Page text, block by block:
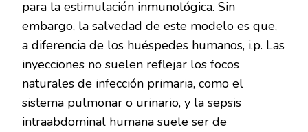
para la estimulación inmunológica. Sin
embargo, la salvedad de este modelo es que,
a diferencia de los huéspedes humanos, i.p. Las
inyecciones no suelen reflejar los focos
naturales de infección primaria, como el
sistema pulmonar o urinario, y la sepsis
intraabdominal humana suele ser de